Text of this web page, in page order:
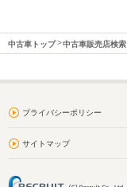
中古車トップ 中古車販売店検索
プライバシーポリシー
サイトマップ